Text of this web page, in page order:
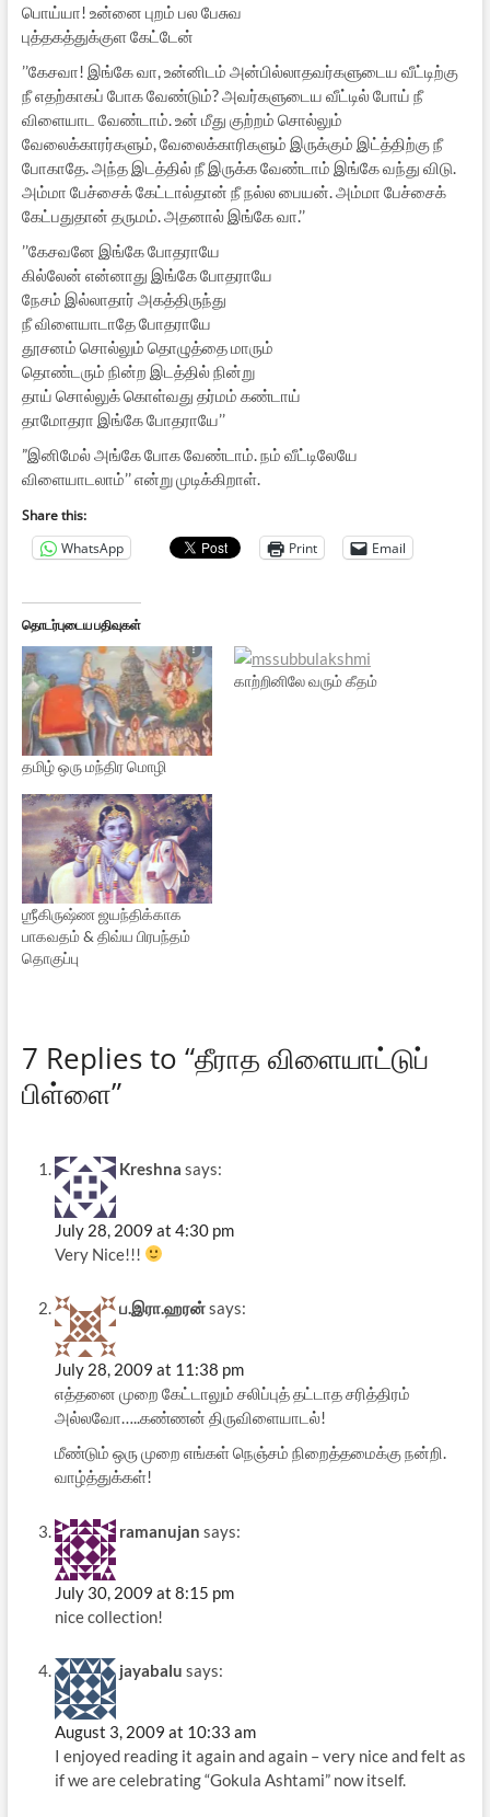
பொய்யா! உன்னை புறம் பல பேசுவ
புத்தகத்துக்குள கேட்டேன்
’’கேசவா! இங்கே வா, உன்னிடம் அன்பில்லாதவர்களுடைய வீட்டிற்கு
நீ எதற்காகப் போக வேண்டும்? அவர்களுடைய வீட்டில் போய் நீ
விளையாட வேண்டாம். உன் மீது குற்றம் சொல்லும்
வேலைக்காரர்களும், வேலைக்காரிகளும் இருக்கும் இட்த்திற்கு நீ
போகாதே. அந்த இடத்தில் நீ இருக்க வேண்டாம் இங்கே வந்து விடு.
அம்மா பேச்சைக் கேட்டால்தான் நீ நல்ல பையன். அம்மா பேச்சைக்
கேட்பதுதான் தருமம். அதனால் இங்கே வா.’’
’’கேசவனே இங்கே போதராயே
கில்லேன் என்னாது இங்கே போதராயே
நேசம் இல்லாதார் அகத்திருந்து
நீ விளையாடாதே போதராயே
தூசனம் சொல்லும் தொழுத்தை மாரும்
தொண்டரும் நின்ற இடத்தில் நின்று
தாய் சொல்லுக் கொள்வது தர்மம் கண்டாய்
தாமோதரா இங்கே போதராயே’’
”இனிமேல் அங்கே போக வேண்டாம். நம் வீட்டிலேயே
விளையாடலாம்’’ என்று முடிக்கிறாள்.
Share this:
WhatsApp
Print Email
தொடர்புடைய பதிவுகள்
தமிழ் ஒரு மந்திர மொழி
காற்றினிலே வரும் கீதம்
ஶ்ரீகிருஷ்ண ஜயந்திக்காக
பாகவதம் & திவ்ய பிரபந்தம்
தொகுப்பு
7 Replies to “தீராத விளையாட்டுப்
பிள்ளை”
Kreshna says:
July 28, 2009 at 4:30 pm
Very Nice!!!
ப.இரா.ஹரன்says:
July 28, 2009 at 11:38 pm
எத்தனை முறை கேட்டாலும் சலிப்புத் தட்டாத சரித்திரம்
அல்லவோ…..கண்ணன் திருவிளையாடல்!
மீண்டும் ஒரு முறை எங்கள் நெஞ்சம் நிறைத்தமைக்கு நன்றி.
வாழ்த்துக்கள்!
ramanujan says:
July 30, 2009 at 8:15 pm
nice collection!
jayabalu says:
August 3, 2009 at 10:33 am
I enjoyed reading it again and again – very nice and felt as
if we are celebrating “Gokula Ashtami” now itself.